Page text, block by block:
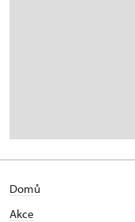
Domů
Akce